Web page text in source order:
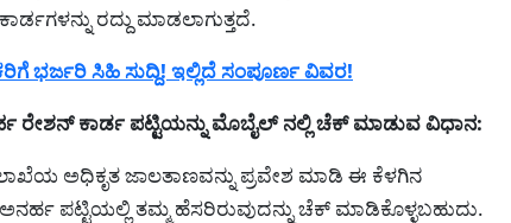
ರದ್ದು ಮಾಡಲಾಗುತ್ತದೆ.
ಭರ್ಜರಿ ಸಿಹಿ ಸುದ್ದಿ! ಇಲ್ಲಿದೆ ಸಂಪೂರ್ಣ ವಿವರ!
ರೇಶನ್ ಕಾರ್ಡ ಪಟ್ಟಿಯನ್ನು ಮೊಬೈಲ್ ನಲ್ಲಿ ಚೆಕ್ ಮಾಡುವ ವಿಧಾನ:
ಅಧಿಕೃತ ಜಾಲತಾಣವನ್ನು ಪ್ರವೇಶ ಮಾಡಿ ಈ ಕೆಳಗಿನ
ಪಟ್ಟಿಯಲ್ಲಿ ತಮ್ಮ ಹೆಸರಿರುವುದನ್ನು ಚೆಕ್ ಮಾಡಿಕೊಳ್ಳಬಹುದು.